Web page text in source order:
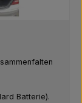
Batterie).